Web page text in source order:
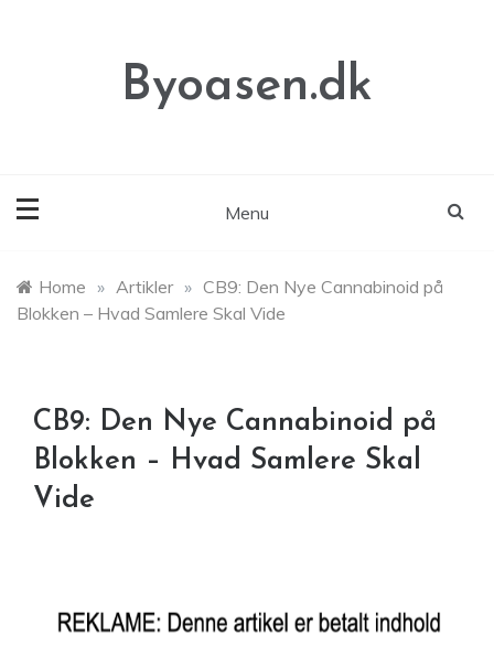
Byoasen.dk
Menu
Home » Artikler » CB9: Den Nye Cannabinoid på
Blokken – Hvad Samlere Skal Vide
CB9: Den Nye Cannabinoid på
Blokken – Hvad Samlere Skal
Vide